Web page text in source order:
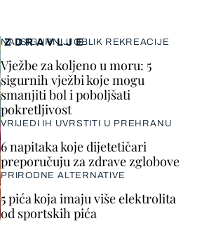
ZDRAVLJE
NAJSIGURNIJI OBLIK REKREACIJE
Vježbe za koljeno u moru: 5
sigurnih vježbi koje mogu
smanjiti bol i poboljšati
pokretljivost
VRIJEDI IH UVRSTITI U PREHRANU
6 napitaka koje dijetetičari
preporučuju za zdrave zglobove
PRIRODNE ALTERNATIVE
5 pića koja imaju više elektrolita
od sportskih pića